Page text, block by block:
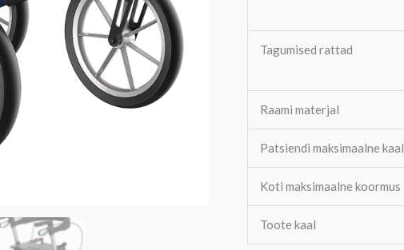
Tagumised rattad
Raami materjal
Patsiendi maksimaalne kaal
Koti maksimaalne koormus
Toote kaal